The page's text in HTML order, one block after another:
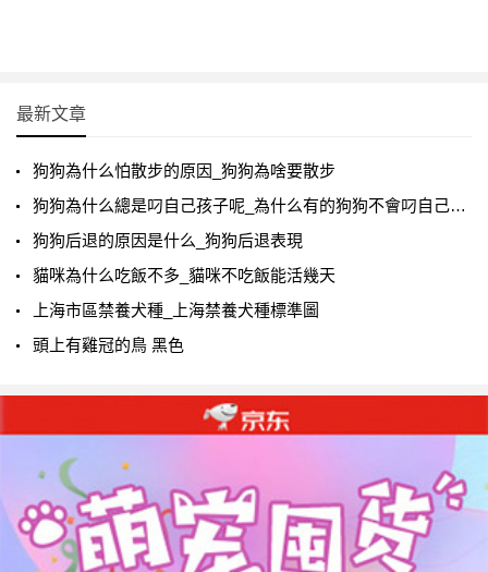
最新文章
狗狗為什么怕散步的原因_狗狗為啥要散步
狗狗為什么總是叼自己孩子呢_為什么有的狗狗不會叼自己寶寶
狗狗后退的原因是什么_狗狗后退表現
貓咪為什么吃飯不多_貓咪不吃飯能活幾天
上海市區禁養犬種_上海禁養犬種標準圖
頭上有雞冠的鳥 黑色